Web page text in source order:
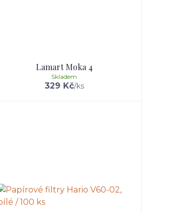
Lamart Moka 4
329 Kč/ks
Skladem